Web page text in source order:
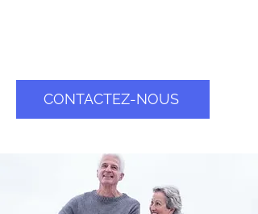
CONTACTEZ-NOUS